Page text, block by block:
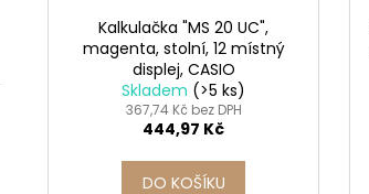
Kalkulačka "MS 20 UC",
magenta, stolní, 12 místný
displej, CASIO
Skladem (>5 ks)
367,74 Kč bez DPH
444,97 Kč
DO KOŠÍKU